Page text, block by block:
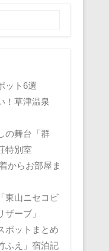
ット6選
！草津温泉
の舞台「群
特別室
からお部屋ま
東山ニセコビ
ーブ」
ポットまとめ
ふえ」宿泊記